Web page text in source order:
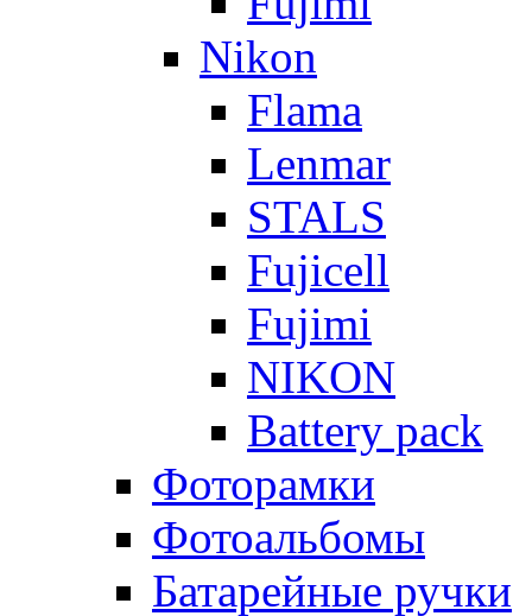
Nikon
Flama
Lenmar
STALS
Fujicell
Fujimi
NIKON
Battery pack
Фоторамки
Фотоальбомы
Батарейные ручки